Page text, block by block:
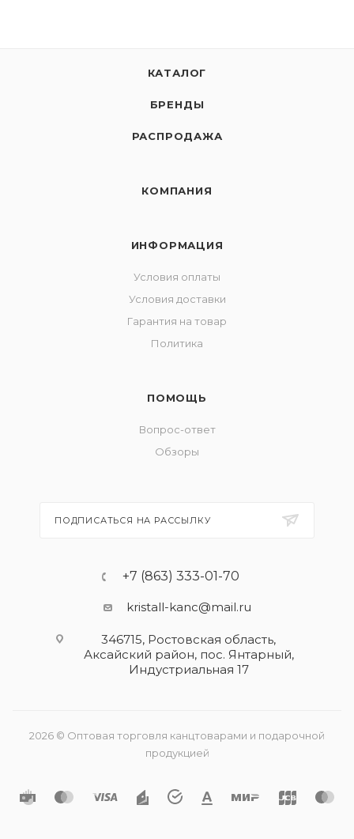
КАТАЛОГ
БРЕНДЫ
РАСПРОДАЖА
КОМПАНИЯ
ИНФОРМАЦИЯ
Условия оплаты
Условия доставки
Гарантия на товар
Политика
ПОМОЩЬ
Вопрос-ответ
Обзоры
ПОДПИСАТЬСЯ НА РАССЫЛКУ
+7 (863) 333-01-70
kristall-kanc@mail.ru
346715, Ростовская область​,
Аксайский район, пос. Янтарный,
Индустриальная 17
2026 © Оптовая торговля канцтоварами и подарочной
продукцией